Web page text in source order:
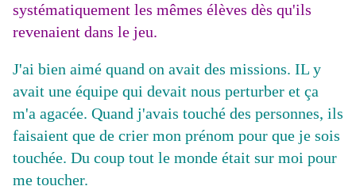
systématiquement les mêmes élèves dès qu'ils
revenaient dans le jeu.
J'ai bien aimé quand on avait des missions. IL y
avait une équipe qui devait nous perturber et ça
m'a agacée. Quand j'avais touché des personnes, ils
faisaient que de crier mon prénom pour que je sois
touchée. Du coup tout le monde était sur moi pour
me toucher.